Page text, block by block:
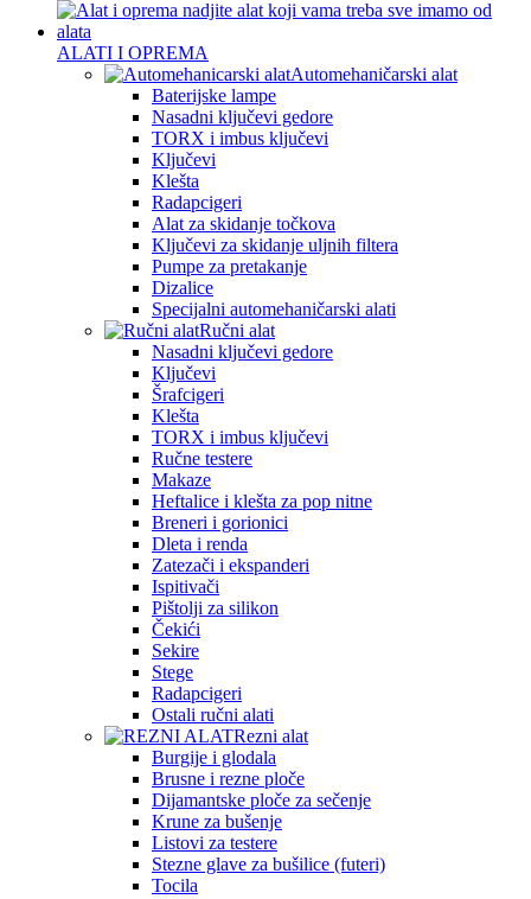
ALATI I OPREMA
Automehaničarski alat
Baterijske lampe
Nasadni ključevi gedore
TORX i imbus ključevi
Ključevi
Klešta
Radapcigeri
Alat za skidanje točkova
Ključevi za skidanje uljnih filtera
Pumpe za pretakanje
Dizalice
Specijalni automehaničarski alati
Ručni alat
Nasadni ključevi gedore
Ključevi
Šrafcigeri
Klešta
TORX i imbus ključevi
Ručne testere
Makaze
Heftalice i klešta za pop nitne
Breneri i gorionici
Dleta i renda
Zatezači i ekspanderi
Ispitivači
Pištolji za silikon
Čekići
Sekire
Stege
Radapcigeri
Ostali ručni alati
Rezni alat
Burgije i glodala
Brusne i rezne ploče
Dijamantske ploče za sečenje
Krune za bušenje
Listovi za testere
Stezne glave za bušilice (futeri)
Tocila